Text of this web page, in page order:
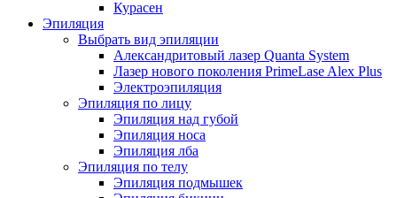
Курасен
Эпиляция
Выбрать вид эпиляции
Александритовый лазер Quanta System
Лазер нового поколения PrimeLase Alex Plus
Электроэпиляция
Эпиляция по лицу
Эпиляция над губой
Эпиляция носа
Эпиляция лба
Эпиляция по телу
Эпиляция подмышек